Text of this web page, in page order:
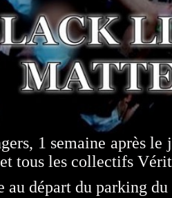
1 semaine après le
tous les collectifs
au départ du parking du